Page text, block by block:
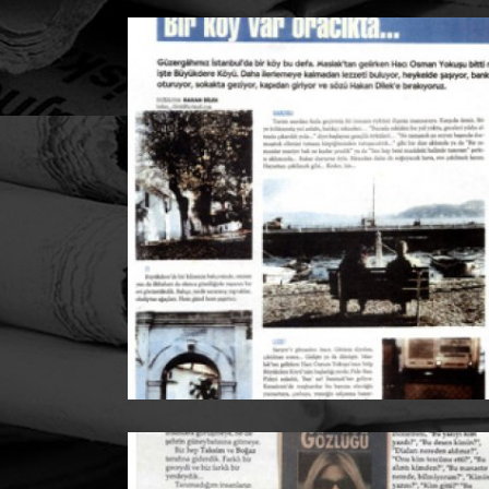
SEALIFE
Lezzet